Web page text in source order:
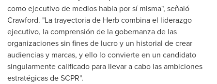
como ejecutivo de medios habla por sí misma", señaló
Crawford. "La trayectoria de Herb combina el liderazgo
ejecutivo, la comprensión de la gobernanza de las
organizaciones sin fines de lucro y un historial de crear
audiencias y marcas, y ello lo convierte en un candidato
singularmente calificado para llevar a cabo las ambiciones
estratégicas de SCPR".